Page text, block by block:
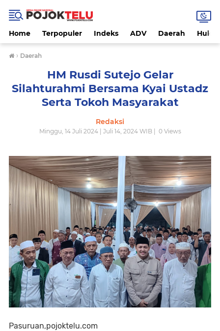
Home Terpopuler Indeks ADV Daerah
› Daerah
HM Rusdi Sutejo Gelar
Silahturahmi Bersama Kyai Ustadz
Serta Tokoh Masyarakat
Redaksi
Minggu, 14 Juli 2024 | Juli 14, 2024 WIB | 0Views
Pasuruan,pojoktelu.com